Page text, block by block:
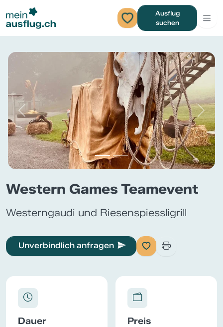
Ausflug
suchen
Previous Next
Western Games Teamevent
Westerngaudi und Riesenspiessligrill
Unverbindlich anfragen
Dauer Preis